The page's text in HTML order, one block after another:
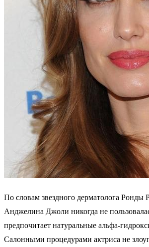
По словам звездного дерматолога Ронды
Анджелина Джоли никогда не
предпочитает натуральные альфа-
Салонными процедурами актриса не